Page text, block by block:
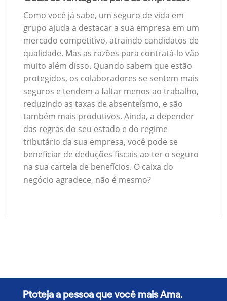
Como você já sabe, um seguro de vida em
grupo ajuda a destacar a sua empresa em um
mercado competitivo, atraindo candidatos de
qualidade. Mas as razões para contratá-lo vão
muito além disso. Quando sabem que estão
protegidos, os colaboradores se sentem mais
seguros e tendem a faltar menos ao trabalho,
reduzindo as taxas de absenteísmo, e são
também mais produtivos. Ainda, a depender
das regras do seu estado e do regime
tributário da sua empresa, você pode se
beneficiar de deduções fiscais ao ter o seguro
na sua cartela de benefícios. O caixa do
negócio agradece, não é mesmo?
Ptoteja a pessoa que você mais Ama.